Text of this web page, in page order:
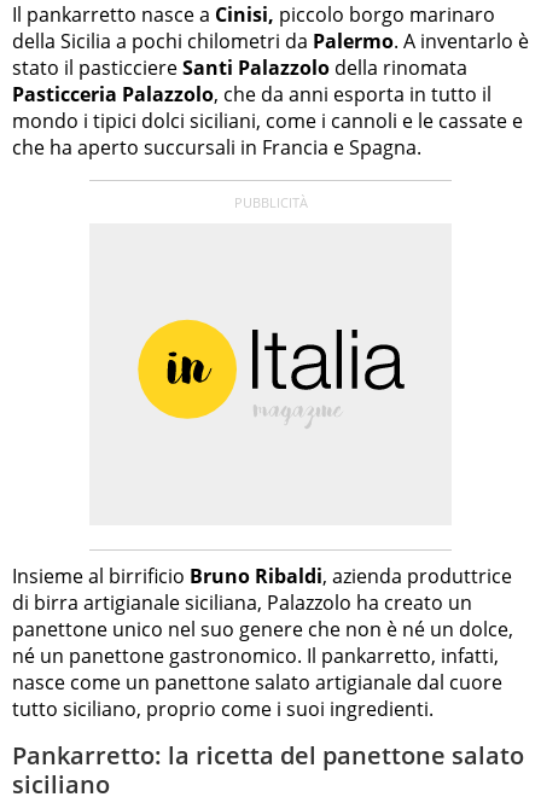
Il pankarretto nasce a Cinisi, piccolo borgo marinaro
della Sicilia a pochi chilometri da Palermo. A inventarlo è
stato il pasticciereSanti Palazzolo della rinomata
Pasticceria Palazzolo, che da anni esporta in tutto il
mondo i tipici dolci siciliani, come i cannoli e le cassate e
che ha aperto succursali in Francia e Spagna.
Insieme al birrificio Bruno Ribaldi, azienda produttrice
di birra artigianale siciliana, Palazzolo ha creato un
panettone unico nel suo genere che non è né un dolce,
né un panettone gastronomico. Il pankarretto, infatti,
nasce come un panettone salato artigianale dal cuore
tutto siciliano, proprio come i suoi ingredienti.
Pankarretto: la ricetta del panettone salato
siciliano